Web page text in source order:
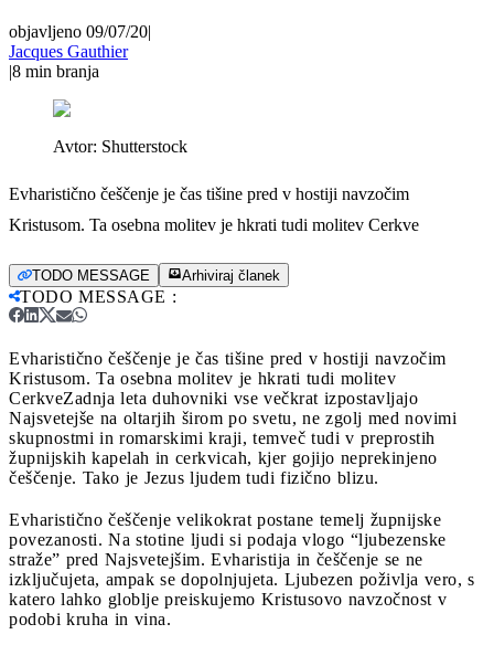
objavljeno 09/07/20|
Jacques Gauthier
|8 min branja
Avtor: Shutterstock
Evharistično češčenje je čas tišine pred v hostiji navzočim
Kristusom. Ta osebna molitev je hkrati tudi molitev Cerkve
TODO MESSAGE Arhiviraj članek
TODO MESSAGE :
Evharistično češčenje je čas tišine pred v hostiji navzočim
Kristusom. Ta osebna molitev je hkrati tudi molitev
CerkveZadnja leta duhovniki vse večkrat izpostavljajo
Najsvetejše na oltarjih širom po svetu, ne zgolj med novimi
skupnostmi in romarskimi kraji, temveč tudi v preprostih
župnijskih kapelah in cerkvicah, kjer gojijo neprekinjeno
češčenje. Tako je Jezus ljudem tudi fizično blizu.
Evharistično češčenje velikokrat postane temelj župnijske
povezanosti. Na stotine ljudi si podaja vlogo “ljubezenske
straže” pred Najsvetejšim. Evharistija in češčenje se ne
izključujeta, ampak se dopolnjujeta. Ljubezen poživlja vero, s
katero lahko globlje preiskujemo Kristusovo navzočnost v
podobi kruha in vina.